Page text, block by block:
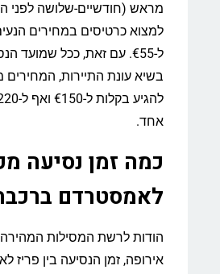
מראש (חודשיים-שלושה לפני
ל-€55. עם זאת, ככל שמועד
בשיא עונת התיירות, המחירים
אחד.
כמה זמן נסיעה
לאמסטרדם
הודות לרשת המסילות המהירה
אירופה, זמן הנסיעה בין פריז